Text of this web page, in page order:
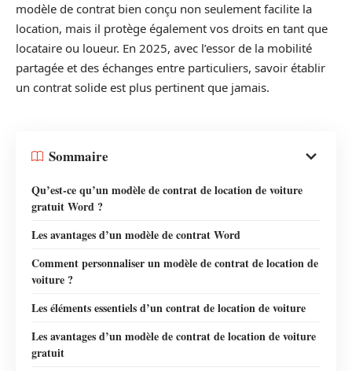
modèle de contrat bien conçu non seulement facilite la
location, mais il protège également vos droits en tant que
locataire ou loueur. En 2025, avec l’essor de la mobilité
partagée et des échanges entre particuliers, savoir établir
un contrat solide est plus pertinent que jamais.
Sommaire
Qu’est-ce qu’un modèle de contrat de location de voiture
gratuit Word ?
Les avantages d’un modèle de contrat Word
Comment personnaliser un modèle de contrat de location de
voiture ?
Les éléments essentiels d’un contrat de location de voiture
Les avantages d’un modèle de contrat de location de voiture
gratuit